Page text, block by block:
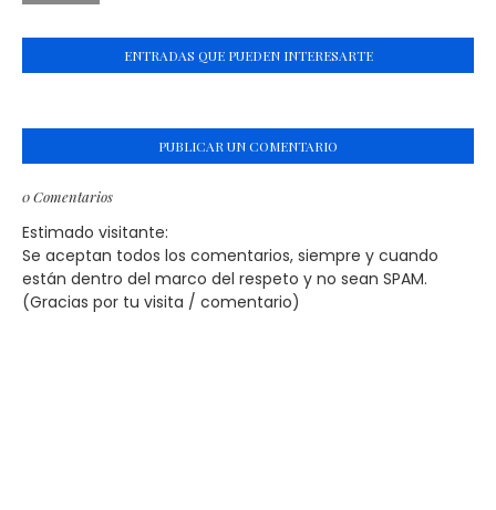
ENTRADAS QUE PUEDEN INTERESARTE
PUBLICAR UN COMENTARIO
0 Comentarios
Estimado visitante:
Se aceptan todos los comentarios, siempre y cuando
están dentro del marco del respeto y no sean SPAM.
(Gracias por tu visita / comentario)